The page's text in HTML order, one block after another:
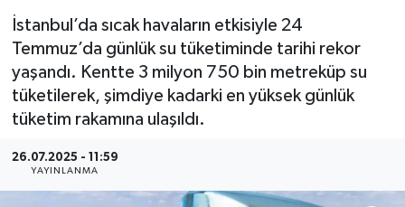
İstanbul’da sıcak havaların etkisiyle 24
Temmuz’da günlük su tüketiminde tarihi rekor
yaşandı. Kentte 3 milyon 750 bin metreküp su
tüketilerek, şimdiye kadarki en yüksek günlük
tüketim rakamına ulaşıldı.
26.07.2025 - 11:59
YAYINLANMA
MAGAZİN
KÜLTÜR SANAT
SAĞLIK
BİLİM VE TEKNOLOJİ
Son Dakika Haberleri
Haber Arşivi